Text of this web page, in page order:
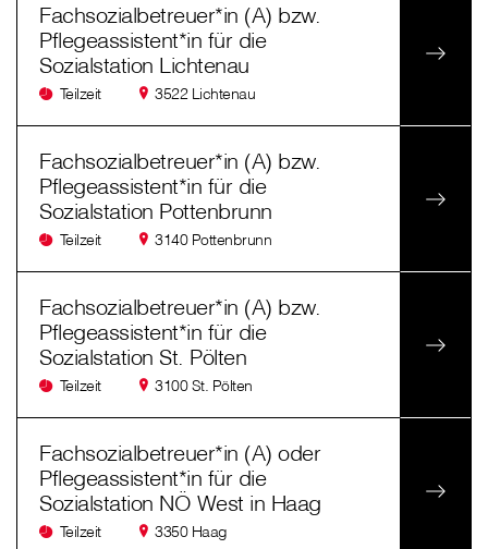
Fachsozialbetreuer*in (A) bzw.
Pflegeassistent*in für die
Sozialstation Lichtenau
Teilzeit 3522 Lichtenau
Fachsozialbetreuer*in (A) bzw.
Pflegeassistent*in für die
Sozialstation Pottenbrunn
Teilzeit 3140 Pottenbrunn
Fachsozialbetreuer*in (A) bzw.
Pflegeassistent*in für die
Sozialstation St. Pölten
Teilzeit 3100 St. Pölten
Fachsozialbetreuer*in (A) oder
Pflegeassistent*in für die
Sozialstation NÖ West in Haag
Teilzeit 3350 Haag